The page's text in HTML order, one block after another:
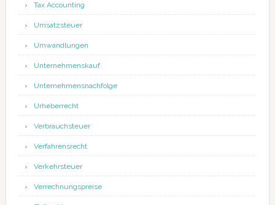
Tax Accounting
Umsatzsteuer
Umwandlungen
Unternehmenskauf
Unternehmensnachfolge
Urheberrecht
Verbrauchsteuer
Verfahrensrecht
Verkehrsteuer
Verrechnungspreise